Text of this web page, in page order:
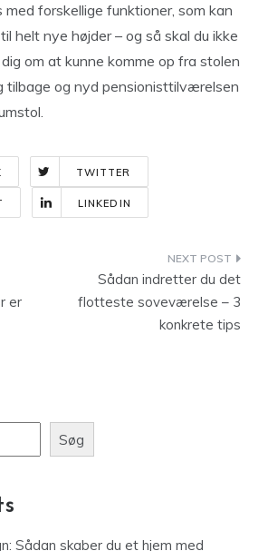
forskellige funktioner, som kan
helt nye højder – og så skal du ikke
om at kunne komme op fra stolen
tilbage og nyd pensionisttilværelsen
TWITTER
LINKEDIN
er
Sådan indretter du det
flotteste soveværelse – 3
konkrete tips
Søg
Sådan skaber du et hjem med